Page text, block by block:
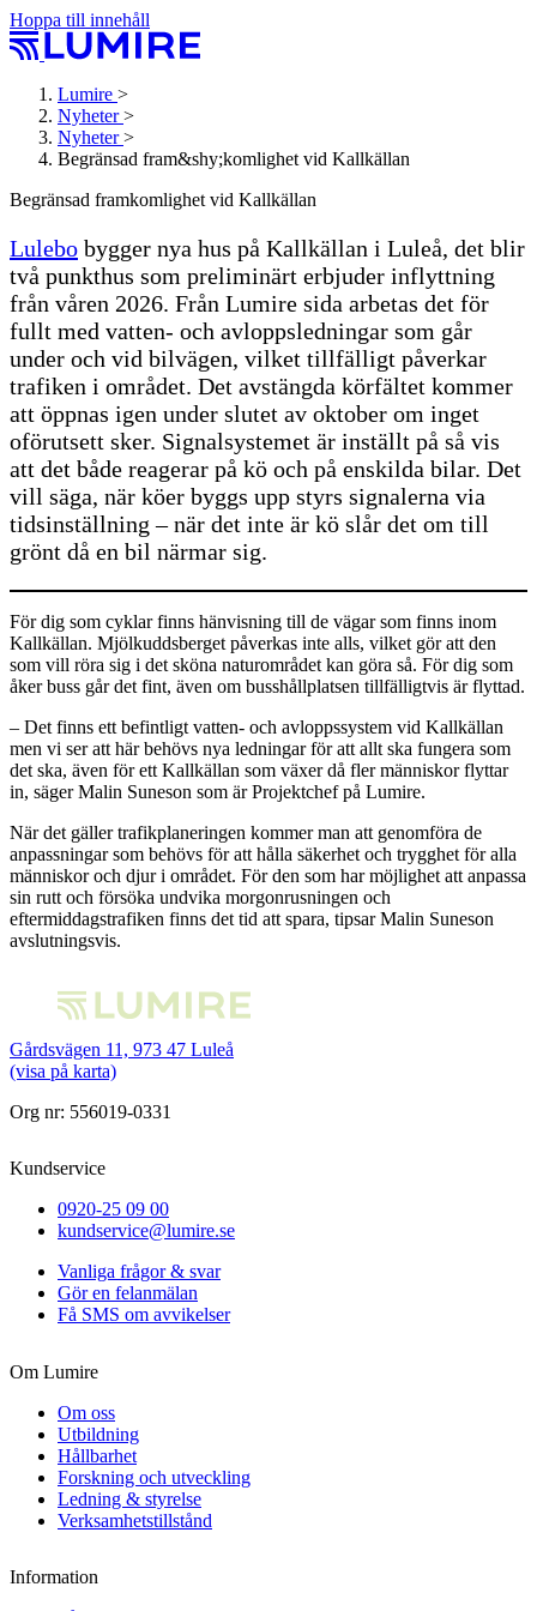
Hoppa till innehåll
Lumire >
Nyheter >
Nyheter >
Begränsad fram&shy;komlighet vid Kallkällan
Begränsad fram­komlighet vid Kallkällan
Lulebo bygger nya hus på Kallkällan i Luleå, det blir
två punkthus som preliminärt erbjuder inflyttning
från våren 2026. Från Lumire sida arbetas det för
fullt med vatten- och avloppsledningar som går
under och vid bilvägen, vilket tillfälligt påverkar
trafiken i området. Det avstängda körfältet kommer
att öppnas igen under slutet av oktober om inget
oförutsett sker. Signalsystemet är inställt på så vis
att det både reagerar på kö och på enskilda bilar. Det
vill säga, när köer byggs upp styrs signalerna via
tidsinställning – när det inte är kö slår det om till
grönt då en bil närmar sig.
För dig som cyklar finns hänvisning till de vägar som finns inom
Kallkällan. Mjölkuddsberget påverkas inte alls, vilket gör att den
som vill röra sig i det sköna naturområdet kan göra så. För dig som
åker buss går det fint, även om busshållplatsen tillfälligtvis är flyttad.
– Det finns ett befintligt vatten- och avloppssystem vid Kallkällan
men vi ser att här behövs nya ledningar för att allt ska fungera som
det ska, även för ett Kallkällan som växer då fler människor flyttar
in, säger Malin Suneson som är Projektchef på Lumire.
När det gäller trafikplaneringen kommer man att genomföra de
anpassningar som behövs för att hålla säkerhet och trygghet för alla
människor och djur i området. För den som har möjlighet att anpassa
sin rutt och försöka undvika morgonrusningen och
eftermiddagstrafiken finns det tid att spara, tipsar Malin Suneson
avslutningsvis.
Gårdsvägen 11, 973 47 Luleå
(visa på karta)
Org nr: 556019-0331
Kundservice
0920-25 09 00
kundservice@lumire.se
Vanliga frågor & svar
Gör en felanmälan
Få SMS om avvikelser
Om Lumire
Om oss
Utbildning
Hållbarhet
Forskning och utveckling
Ledning & styrelse
Verksamhetstillstånd
Information